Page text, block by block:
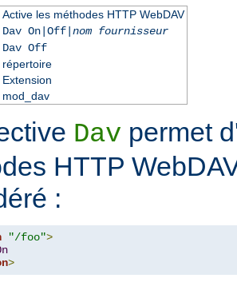
Active les méthodes HTTP WebDAV
Dav On|Off| nom fournisseur
Dav Off
répertoire
Extension
mod_dav
Dav permet
HTTP
:
"/foo">
>